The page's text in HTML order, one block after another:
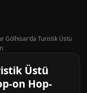
Gölhisar'da Turistik Üstü
Üstü
on Hop-